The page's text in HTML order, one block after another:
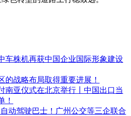
车株机再获中国企业国际形象建设
的战略布局取得重要进展！
南亚仪式在北京举行丨中国出口当
！
动驾驶巴士！广州公交等三企联合